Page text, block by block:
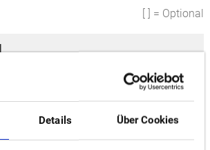
Details Über Cookies
[ ] = Optional
[mm]
750